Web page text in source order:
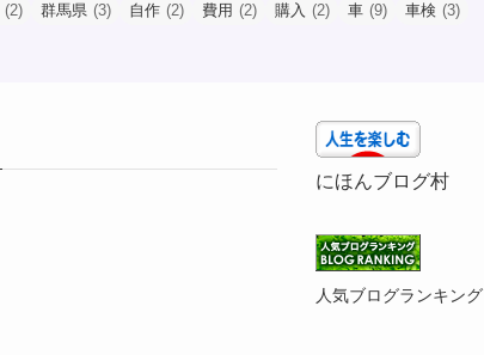
(2) 群馬県 (3) 自作 (2) 費用 (2) 購入 (2) 車 (9) 車検 (3)
にほんブログ村
人気ブログランキング